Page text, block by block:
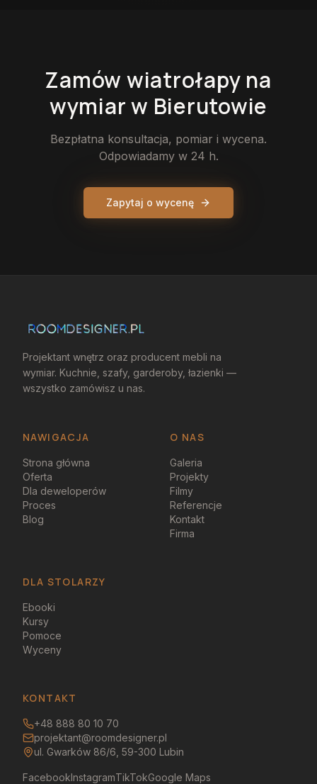
Zamów wiatrołapy na
wymiarw Bierutowie
Bezpłatna konsultacja, pomiar i wycena.
Odpowiadamy w 24 h.
Zapytaj o wycenę
Projektant wnętrz oraz producent mebli na
wymiar. Kuchnie, szafy, garderoby, łazienki —
wszystko zamówisz u nas.
NAWIGACJA O NAS
Strona główna
Oferta
Dla deweloperów
Proces
Blog
Galeria
Projekty
Filmy
Referencje
Kontakt
Firma
DLA STOLARZY
Ebooki
Kursy
Pomoce
Wyceny
KONTAKT
+48 888 80 10 70
projektant@roomdesigner.pl
ul. Gwarków 86/6, 59-300 Lubin
FacebookInstagramTikTokGoogle Maps